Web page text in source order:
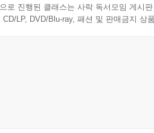
로 진행된 클래스는 사락 독서모임 게시
CD/LP, DVD/Blu-ray, 패션 및 판매금지 상